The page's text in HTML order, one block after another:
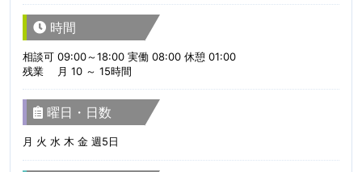
時間
相談可 09:00～18:00 実働 08:00 休憩 01:00
残業 月 10 ～ 15時間
曜日・日数
月 火 水 木 金 週5日